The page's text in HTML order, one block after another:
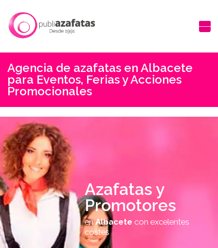
Agencia de azafatas en Albacete
para Eventos, Ferias y Acciones
Promocionales
Azafatas y
Promotores
enAlbacete con excelentes
costes